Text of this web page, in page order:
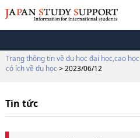
Trang thông tin về du học đại học,cao học
có ích về du học > 2023/06/12
Tin tức